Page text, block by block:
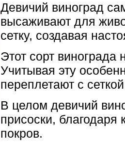
Девичий виноград
высаживают для
сетку, создавая
Этот сорт винограда
Учитывая эту
переплетают с
В целом девичий
присоски, благодаря
покров.